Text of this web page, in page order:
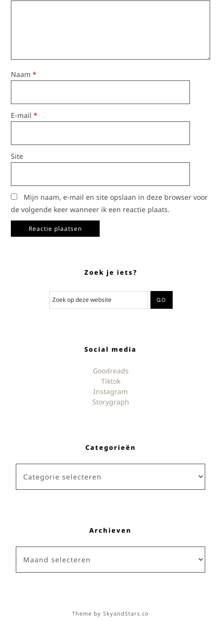
Naam*
E-mail*
Site
Mijn naam, e-mail en site opslaan in deze browser voor
de volgende keer wanneer ik een reactie plaats.
Zoek je iets?
Social media
Goodreads
Tiktok
Instagram
Storygraph
Categorieën
Archieven
Theme by SkyandStars.co